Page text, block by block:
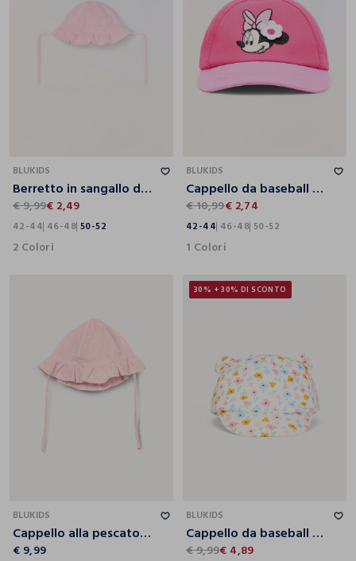
BLUKIDS
Berretto in sangallo di puro cotone neonata
€ 9,99€ 2,49
42-44 46-48 50-52
2 Colori
BLUKIDS
Cappello da baseball neonata
€ 10,99€ 2,74
42-44 46-48 50-52
1 Colori
BLUKIDS
Cappello alla pescatora in puro cotone
€ 9,99
30% + 30% DI SCONTO
BLUKIDS
Cappello da baseball in twill neonata
€ 9,99€ 4,89